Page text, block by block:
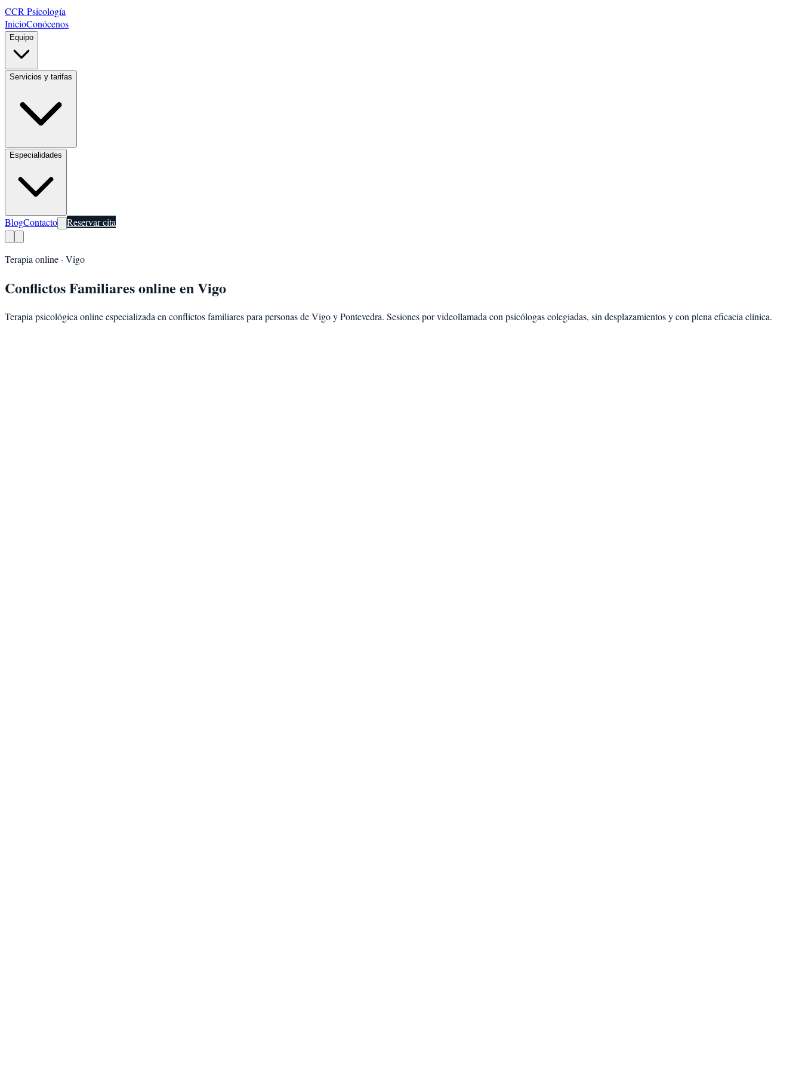
CCR Psicología
InicioConócenos
Equipo
Servicios y tarifas
Especialidades
BlogContacto Reservar cita
Terapia online · Vigo
Conflictos Familiaresonline enVigo
Terapia psicológica online especializada en conflictos familiarespara personas deVigoyPontevedra. Sesiones por videollamada con psicólogas colegiadas, sin desplazamientos y con plena eficacia clínica.